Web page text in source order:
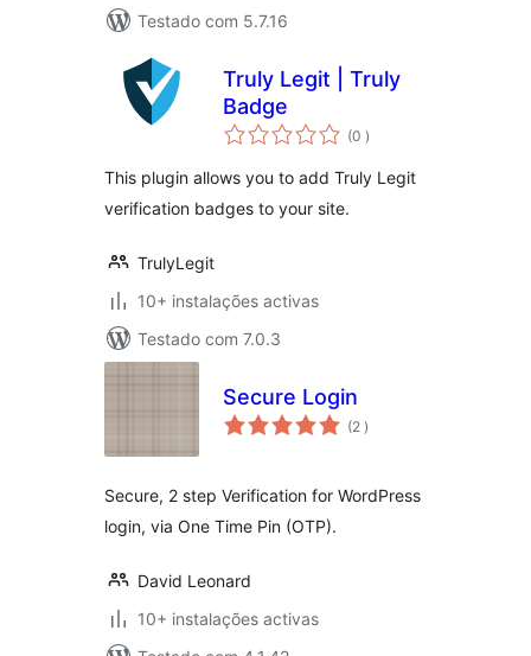
Testado com 5.7.16
Truly Legit | Truly
Badge
(0 classificações
)
This plugin allows you to add Truly Legit
verification badges to your site.
TrulyLegit
10+ instalações activas
Testado com 7.0.3
Secure Login
(2 classificações
)
Secure, 2 step Verification for WordPress
login, via One Time Pin (OTP).
David Leonard
10+ instalações activas